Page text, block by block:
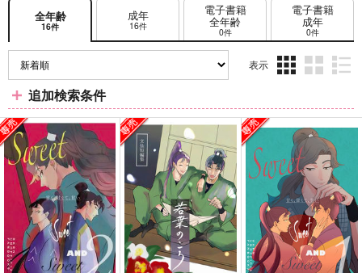
全年齢
16件
成年
16件
電子書籍
全年齢
0件
電子書籍
成年
0件
表示
ム
表
示
ム
表
示
ム
表
追加検索条件